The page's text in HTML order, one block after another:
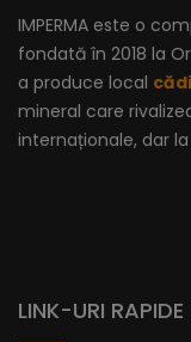
IMPERMA este o
fondată în 2018 la
a produce local
mineral care
internaționale, dar
LINK-URI RAPIDE